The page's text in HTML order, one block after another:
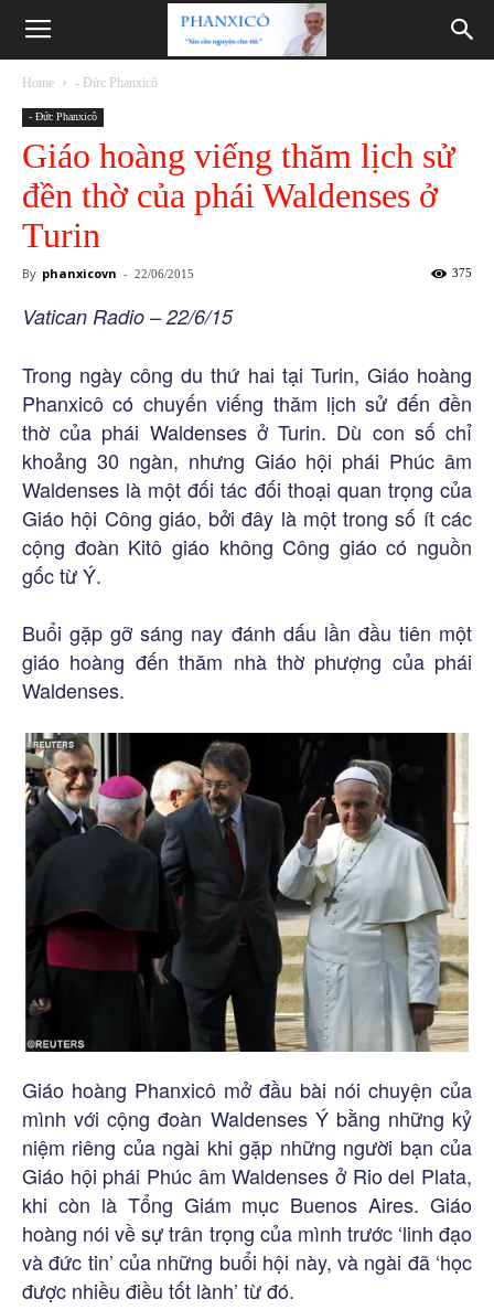
Phanxicô
Home - Đức Phanxicô
- Đức Phanxicô
Giáo hoàng viếng thăm lịch sử
đền thờ của phái Waldenses ở
Turin
By phanxicovn - 22/06/2015 375
Vatican Radio – 22/6/15
Trong ngày công du thứ hai tại Turin, Giáo hoàng
Phanxicô có chuyến viếng thăm lịch sử đến đền
thờ của phái Waldenses ở Turin. Dù con số chỉ
khoảng 30 ngàn, nhưng Giáo hội phái Phúc âm
Waldenses là một đối tác đối thoại quan trọng của
Giáo hội Công giáo, bởi đây là một trong số ít các
cộng đoàn Kitô giáo không Công giáo có nguồn
gốc từ Ý.
Buổi gặp gỡ sáng nay đánh dấu lần đầu tiên một
giáo hoàng đến thăm nhà thờ phượng của phái
Waldenses.
Giáo hoàng Phanxicô mở đầu bài nói chuyện của
mình với cộng đoàn Waldenses Ý bằng những kỷ
niệm riêng của ngài khi gặp những người bạn của
Giáo hội phái Phúc âm Waldenses ở Rio del Plata,
khi còn là Tổng Giám mục Buenos Aires. Giáo
hoàng nói về sự trân trọng của mình trước ‘linh đạo
và đức tin’ của những buổi hội này, và ngài đã ‘học
được nhiều điều tốt lành’ từ đó.